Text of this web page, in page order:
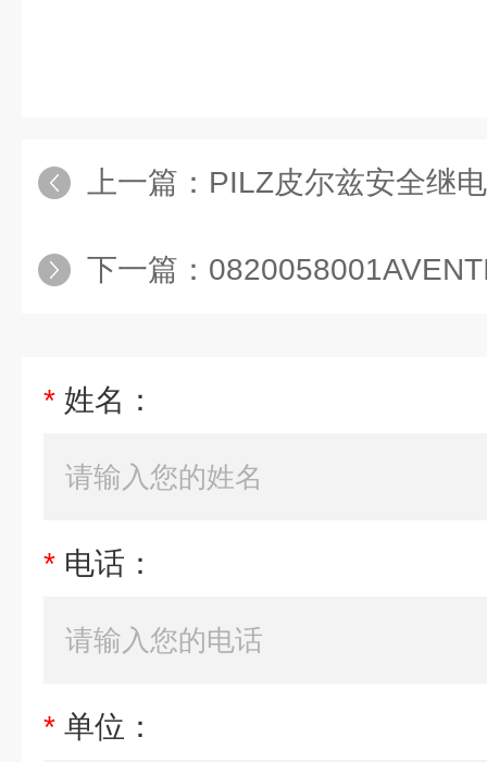
上一篇： PILZ皮尔兹安全继
下一篇： 0820058001AVENTICS拉杆
* 姓名：
* 电话：
* 单位：